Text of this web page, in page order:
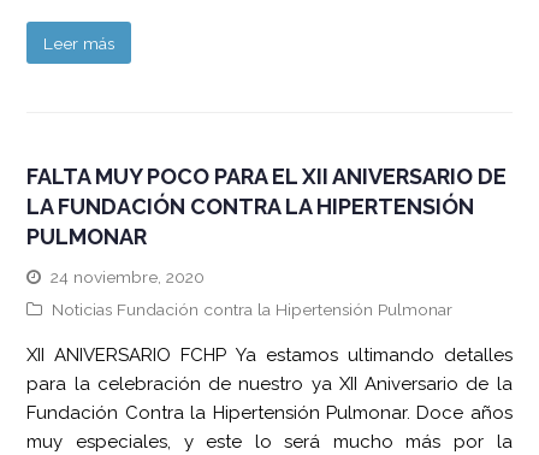
Leer más
FALTA MUY POCO PARA EL XII ANIVERSARIO DE
LA FUNDACIÓN CONTRA LA HIPERTENSIÓN
PULMONAR
24 noviembre, 2020
Noticias Fundación contra la Hipertensión Pulmonar
XII ANIVERSARIO FCHP Ya estamos ultimando detalles
para la celebración de nuestro ya XII Aniversario de la
Fundación Contra la Hipertensión Pulmonar. Doce años
muy especiales, y este lo será mucho más por la